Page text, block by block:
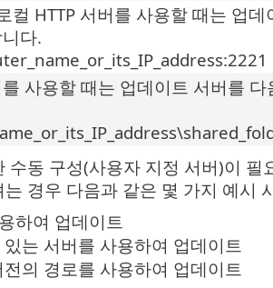
컬 HTTP 서버를 사용할 때는 업
다.
사용할 때는 업데이트 서버를
수동 구성(사용자 지정 서버)이 필
경우 다음과 같은 몇 가지 예시
하여 업데이트
는 서버를 사용하여 업데이트
의 경로를 사용하여 업데이트